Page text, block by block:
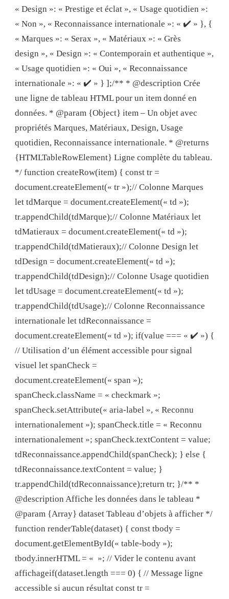
« Design »: « Prestige et éclat », « Usage quotidien »:
« Non », « Reconnaissance internationale »: « ✔️ » }, {
« Marques »: « Serax », « Matériaux »: « Grès
design », « Design »: « Contemporain et authentique »,
« Usage quotidien »: « Oui », « Reconnaissance
internationale »: « ✔️ » } ];/** * @description Crée
une ligne de tableau HTML pour un item donné en
données. * @param {Object} item – Un objet avec
propriétés Marques, Matériaux, Design, Usage
quotidien, Reconnaissance internationale. * @returns
{HTMLTableRowElement} Ligne complète du tableau.
*/ function createRow(item) { const tr =
document.createElement(« tr »);// Colonne Marques
let tdMarque = document.createElement(« td »);
tr.appendChild(tdMarque);// Colonne Matériaux let
tdMatieraux = document.createElement(« td »);
tr.appendChild(tdMatieraux);// Colonne Design let
tdDesign = document.createElement(« td »);
tr.appendChild(tdDesign);// Colonne Usage quotidien
let tdUsage = document.createElement(« td »);
tr.appendChild(tdUsage);// Colonne Reconnaissance
internationale let tdReconnaissance =
document.createElement(« td »); if(value === « ✔️ ») {
// Utilisation d’un élément accessible pour signal
visuel let spanCheck =
document.createElement(« span »);
spanCheck.className = « checkmark »;
spanCheck.setAttribute(« aria-label », « Reconnu
internationalement »); spanCheck.title = « Reconnu
internationalement »; spanCheck.textContent = value;
tdReconnaissance.appendChild(spanCheck); } else {
tdReconnaissance.textContent = value; }
tr.appendChild(tdReconnaissance);return tr; }/** *
@description Affiche les données dans le tableau *
@param {Array} dataset Tableau d’objets à afficher */
function renderTable(dataset) { const tbody =
document.getElementById(« table-body »);
tbody.innerHTML = « »; // Vider le contenu avant
affichageif(dataset.length === 0) { // Message ligne
accessible si aucun résultat const tr =